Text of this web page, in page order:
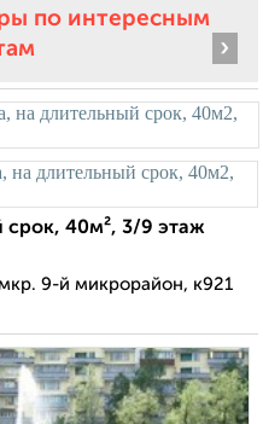
по интересным
›
срок, 40м², 3/9 этаж
9-й микрорайон, к921